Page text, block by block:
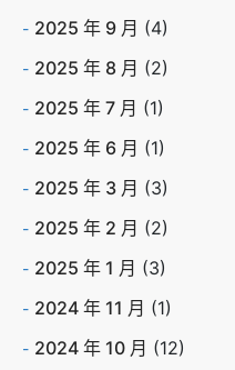
2025 年 9 月 (4)
2025 年 8 月 (2)
2025 年 7 月 (1)
2025 年 6 月 (1)
2025 年 3 月 (3)
2025 年 2 月 (2)
2025 年 1 月 (3)
2024 年 11 月 (1)
2024 年 10 月 (12)